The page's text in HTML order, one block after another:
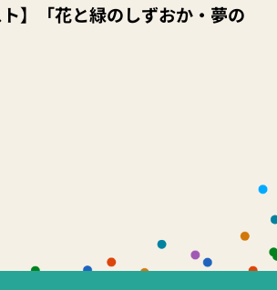
ト】「花と緑のしずおか・夢の